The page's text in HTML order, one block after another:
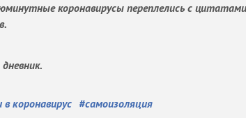
коронавирусы переплелись с цитатами
коронавирус #самоизоляция